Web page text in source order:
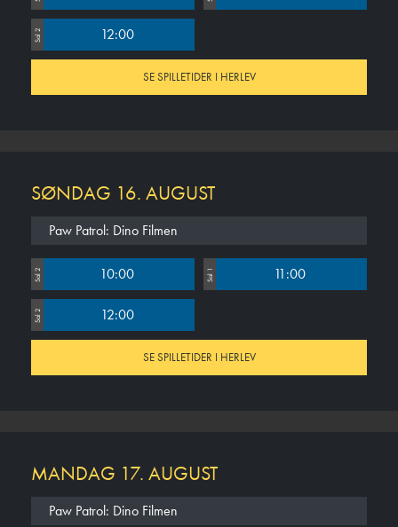
Sal 2 12:00
SE SPILLETIDER I HERLEV
SØNDAG 16. AUGUST
Paw Patrol: Dino Filmen
Sal 2 10:00 Sal 1 11:00
Sal 2 12:00
SE SPILLETIDER I HERLEV
MANDAG 17. AUGUST
Paw Patrol: Dino Filmen